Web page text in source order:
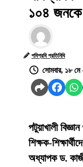
১০৪
পবিপ্রবি প্রতিনিধি
সোমবার, ১৮
পটুয়াখালী
শিক্ষক-
অধ্যাপক ড.